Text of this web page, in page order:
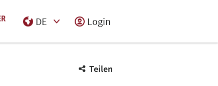
DE
Login
Teilen